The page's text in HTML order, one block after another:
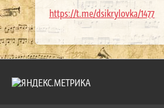
https://t.me/dsikrylovka/1477